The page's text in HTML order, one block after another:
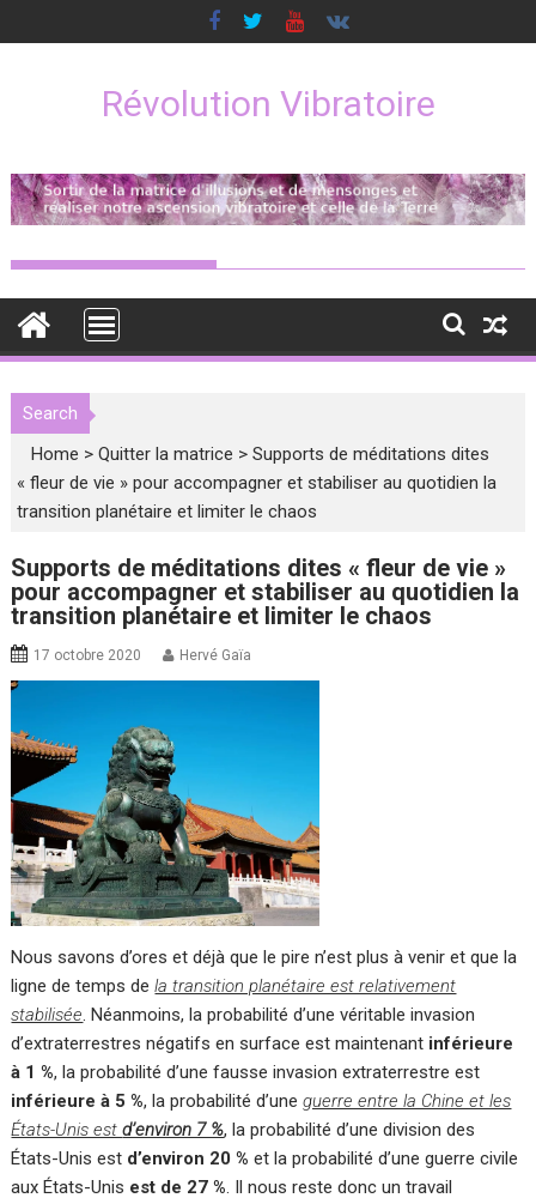
to
Révolution Vibratoire
Search
Home >Quitter la matrice >Supports de méditations dites
« fleur de vie » pour accompagner et stabiliser au quotidien la
transition planétaire et limiter le chaos
Supports de méditations dites « fleur de vie »
pour accompagner et stabiliser au quotidien la
transition planétaire et limiter le chaos
17 octobre 2020 Hervé Gaïa
Nous savons d’ores et déjà que le pire n’est plus à venir et que la
ligne de temps dela transition planétaire est relativement
stabilisée. Néanmoins, la probabilité d’une véritable invasion
d’extraterrestres négatifs en surface est maintenant inférieure
à 1 %, la probabilité d’une fausse invasion extraterrestre est
inférieure à 5 %, la probabilité d’uneguerre entre la Chine et les
États-Unis estd’environ 7 %, la probabilité d’une division des
États-Unis est d’environ 20 % et la probabilité d’une guerre civile
aux États-Unis est de 27 %. Il nous reste donc un travail